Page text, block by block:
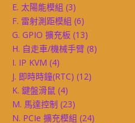
E. 太陽能模組 (3)
F. 雷射測距模組 (6)
G. GPIO 擴充板 (13)
H. 自走車/機械手臂 (8)
I. IP KVM (4)
J. 即時時鐘(RTC) (12)
K. 鍵盤滑鼠 (4)
M. 馬達控制 (23)
N. PCIe 擴充模組 (24)